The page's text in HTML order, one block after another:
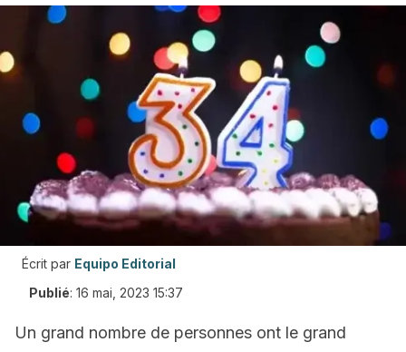
Écrit par Equipo Editorial
Publié: 16 mai, 2023 15:37
Un grand nombre de personnes ont le grand